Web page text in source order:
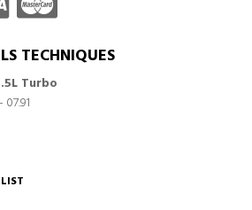
TECHNIQUES
Turbo